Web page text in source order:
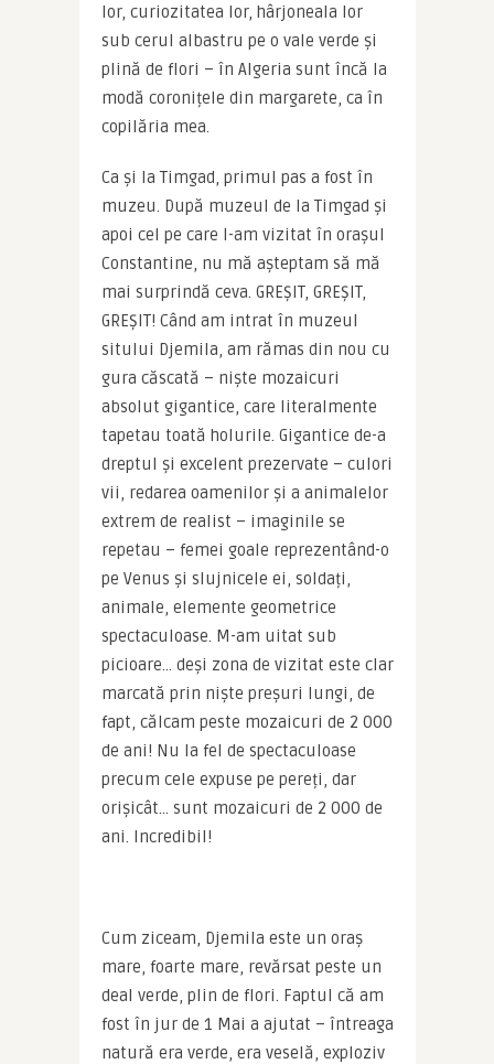
lor, curiozitatea lor, hârjoneala lor
sub cerul albastru pe o vale verde și
plină de flori – în Algeria sunt încă la
modă coronițele din margarete, ca în
copilăria mea.
Ca și la Timgad, primul pas a fost în
muzeu. După muzeul de la Timgad și
apoi cel pe care l-am vizitat în orașul
Constantine, nu mă așteptam să mă
mai surprindă ceva. GREȘIT, GREȘIT,
GREȘIT! Când am intrat în muzeul
sitului Djemila, am rămas din nou cu
gura căscată – niște mozaicuri
absolut gigantice, care literalmente
tapetau toată holurile. Gigantice de-a
dreptul și excelent prezervate – culori
vii, redarea oamenilor și a animalelor
extrem de realist – imaginile se
repetau – femei goale reprezentând-o
pe Venus și slujnicele ei, soldați,
animale, elemente geometrice
spectaculoase. M-am uitat sub
picioare… deși zona de vizitat este clar
marcată prin niște preșuri lungi, de
fapt, călcam peste mozaicuri de 2 000
de ani! Nu la fel de spectaculoase
precum cele expuse pe pereți, dar
orișicât… sunt mozaicuri de 2 000 de
ani. Incredibil!
Cum ziceam, Djemila este un oraș
mare, foarte mare, revărsat peste un
deal verde, plin de flori. Faptul că am
fost în jur de 1 Mai a ajutat – întreaga
natură era verde, era veselă, exploziv